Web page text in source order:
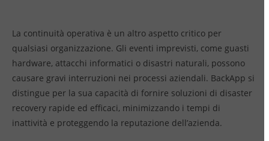
La continuità operativa è un altro aspetto critico per
qualsiasi organizzazione. Gli eventi imprevisti, come guasti
hardware, attacchi informatici o disastri naturali, possono
causare gravi interruzioni nei processi aziendali. BackApp si
distingue per la sua capacità di fornire soluzioni di disaster
recovery rapide ed efficaci, minimizzando i tempi di
inattività e proteggendo la reputazione dell’azienda.